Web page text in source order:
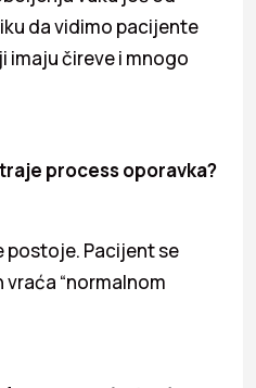
da vidimo pacijente
imaju čireve i mnogo
processoporavka?
postoje. Pacijent se
“normalnom